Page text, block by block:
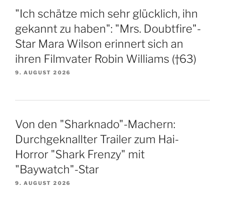
"Ich schätze mich sehr glücklich, ihn
gekannt zu haben": "Mrs. Doubtfire"-
Star Mara Wilson erinnert sich an
ihren Filmvater Robin Williams (†63)
9. AUGUST 2026
Von den "Sharknado"-Machern:
Durchgeknallter Trailer zum Hai-
Horror "Shark Frenzy" mit
"Baywatch"-Star
9. AUGUST 2026